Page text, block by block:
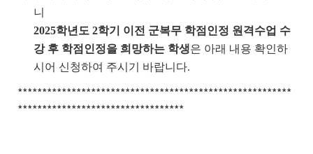
니
2025학년도 2학기 이전 군복무 학점인정 원격수업 수
강 후 학점인정을 희망하는 학생은 아래 내용 확인하
시어 신청하여 주시기 바랍니다.
********************************************************
**********************************